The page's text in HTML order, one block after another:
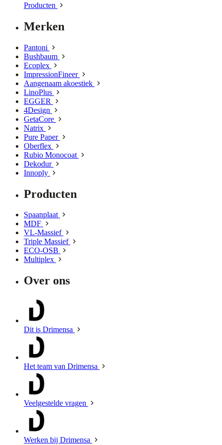
Producten
Merken
Pantoni
Bushbaum
Ecoplex
ImpressionFineer
Aangenaam akoestiek
LinoPlus
EGGER
4Design
GetaCore
Natrix
Pure Paper
Oberflex
Rubio Monocoat
Dekodur
Innoply
Producten
Spaanplaat
MDF
VL-Massief
Triple Massief
ECO-OSB
Multiplex
Over ons
Dit is Drimensa
Het team van Drimensa
Veelgestelde vragen
Werken bij Drimensa